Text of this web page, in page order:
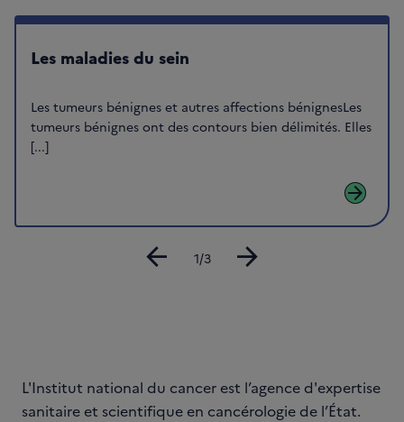
Les maladies du sein
Les tumeurs bénignes et autres affections bénignesLes
tumeurs bénignes ont des contours bien délimités. Elles
[...]
arrow_forward
arrow_back arrow_forward
Diapositive
1/3
L'Institut national du cancer est l’agence d'expertise
sanitaire et scientifique en cancérologie de l’État.